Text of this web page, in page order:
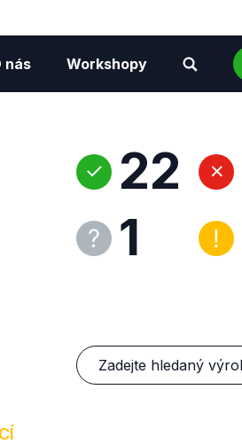
nás Workshopy
22
1